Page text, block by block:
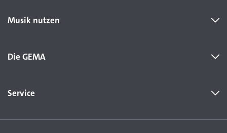
Musik nutzen
Die GEMA
Service